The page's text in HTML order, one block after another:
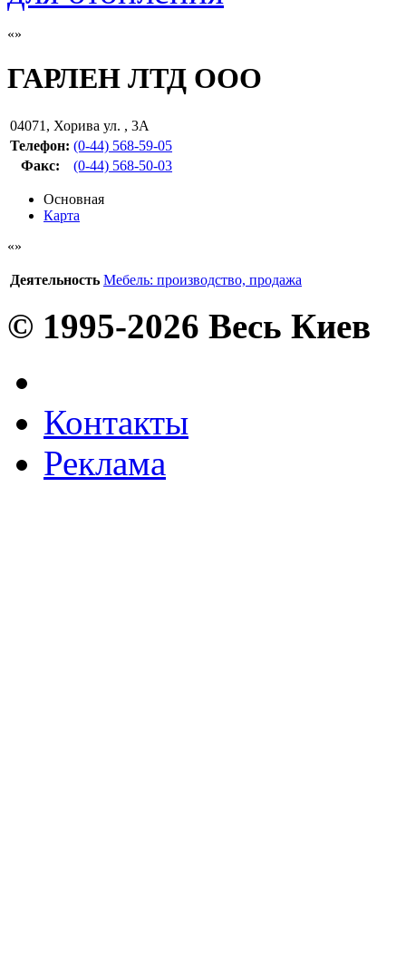
ГАРЛЕН ЛТД ООО
04071 , Хорива ул. , 3А
Телефон: (0-44) 568-59-05
Факс: (0-44) 568-50-03
Основная
Карта
Деятельность Мебель: производство, продажа
© 1995-2026 Весь Киев
Контакты
Реклама